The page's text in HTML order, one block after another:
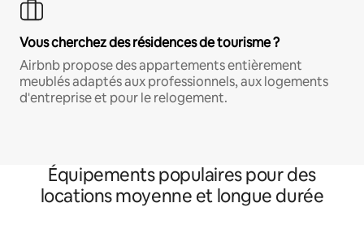
Vous cherchez des résidences de tourisme ?
Airbnb propose des appartements entièrement
meublés adaptés aux professionnels, aux logements
d'entreprise et pour le relogement.
Équipements populaires pour des
locations moyenne et longue durée